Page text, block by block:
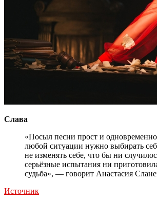
Слава
«Посыл песни прост и
любой ситуации нужно выбирать
не изменять себе, что бы ни
серьёзные испытания ни
судьба», — говорит Анастасия
Источник